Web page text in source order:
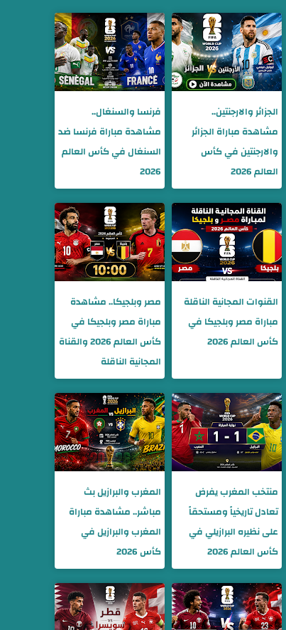
الجزائر والارجنتين..
مشاهدة مباراة الجزائر
والارجنتين في كأس
العالم 2026
فرنسا والسنغال..
مشاهدة مباراة فرنسا ضد
السنغال في كأس العالم
2026
القنوات المجانية الناقلة
مباراة مصر وبلجيكا في
كأس العالم 2026
مصر وبلجيكا.. مشاهدة
مباراة مصر وبلجيكا في
كأس العالم 2026 والقناة
المجانية الناقلة
منتخب المغرب يفرض
تعادل تاريخياً ومستحقاً
على نظيره البرازيلي في
كأس العالم 2026
المغرب والبرازيل بث
مباشر.. مشاهدة مباراة
المغرب والبرازيل في
كأس 2026